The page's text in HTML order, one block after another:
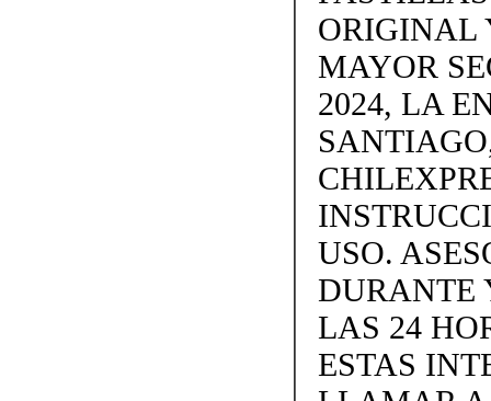
ORIGINAL
MAYOR
2024, LA
USO.
DURANTE
LAS 24
ESTAS